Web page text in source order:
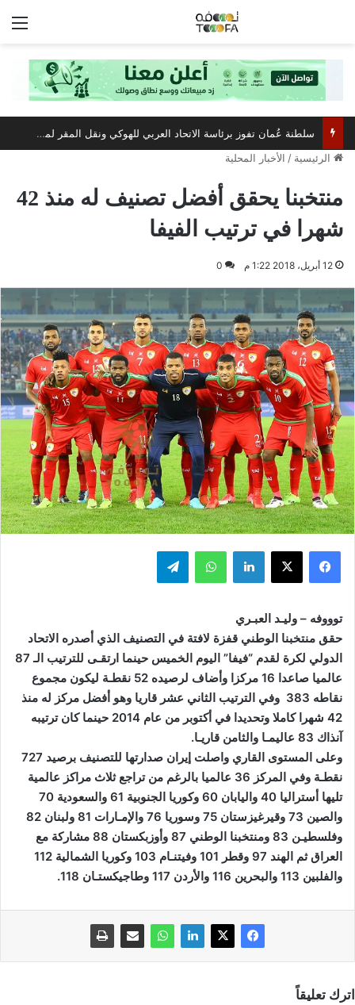
سلطنة عُمان تفوز برئاسة الاتحاد العربي للهوكي ونقل المقر لمسقط
الرئيسية / الأخبار المحلية
منتخبنا يحقق أفضل تصنيف له منذ 42
شهرا في ترتيب الفيفا
12 أبريل، 2018 1:22 م 0
فيسبوك ‫X لينكدإن واتساب تيلقرام
توووفه – وليـد العبـري
حقق منتخبنا الوطني قفزة لافتة في التصنيف الذي أصدره الاتحاد
الدولي لكرة لقدم “فيفا” اليوم الخميس حينما ارتقـى للترتيب الـ 87
عالميا صاعدا 16 مركزا وأضاف لرصيده 52 نقطـة ليكون مجموع
نقاطه 383 وفي الترتيب الثاني عشر قاريا وهو أفضل مركز له منذ
42 شهرا كاملا وتحديدا في أكتوبر من عام 2014 حينما كان ترتيبه
آنذاك 83 عاليمـا والثامن قاريـا.
وعلى المستوى القاري واصلت إيران صدارتها للتصنيف برصيد 727
نقطـة وفي المركز 36 عالميا بالرغم من تراجع ثلاث مراكز عالمية
تليها أستراليا 40 واليابان 60 وكوريا الجنوبية 61 والسعودية 70
والصين 73 وقيرغيزستان 75 وسوريا 76 والإمـارات 81 ولبنان 82
وفلسطيـن 83 ومنتخبنا الوطني 87 وأوزبكستان 88 مشاركة مع
العراق ثم الهند 97 وقطر 101 وفيتنـام 103 وكوريا الشمالية 112
والفلبين 113 والبحرين 116 والأردن 117 وطاجيكستـان 118.
اترك تعليقاً